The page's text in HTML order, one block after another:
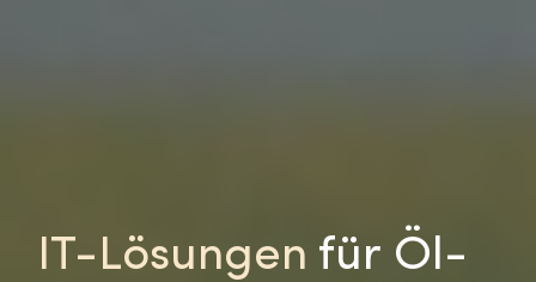
IT-Lösungen für Öl-